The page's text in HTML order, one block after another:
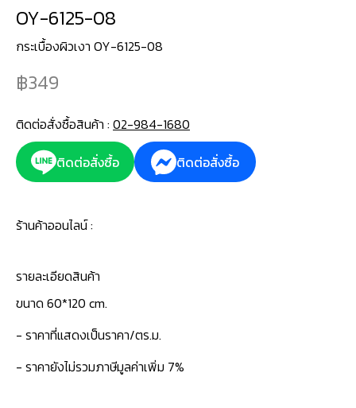
OY-6125-08
กระเบื้องผิวเงา OY-6125-08
349
ติดต่อสั่งซื้อสินค้า : 02-984-1680
ติดต่อสั่งซื้อ
ติดต่อสั่งซื้อ
ร้านค้าออนไลน์ :
รายละเอียดสินค้า
ขนาด 60*120 cm.
- ราคาที่แสดงเป็นราคา/ตร.ม.
- ราคายังไม่รวมภาษีมูลค่าเพิ่ม 7%